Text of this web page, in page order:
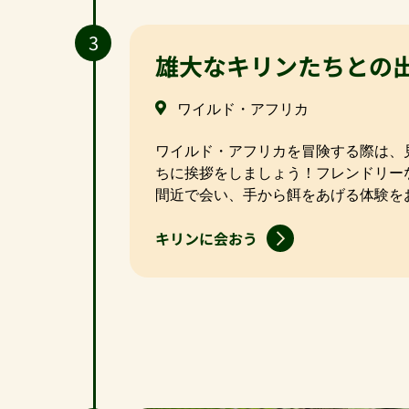
3
雄大なキリンたちとの
ワイルド・アフリカ
ワイルド・アフリカを冒険する際は
ちに挨拶をしましょう！フレンドリ
間近で会い、手から餌をあげる体験
キリンに会おう